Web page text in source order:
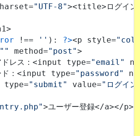
"UTF-8"><title>ログイ
!== '' ): ?><p style=
"" method="post">
レス：<input type=
"email"
ド：<input type=
"password"
type=
"submit" value="ログイ
>ユーザー登録</a></p>